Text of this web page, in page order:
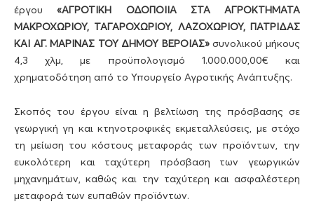
έργου«ΑΓΡΟΤΙΚΗ ΟΔΟΠΟΙΙΑ ΣΤΑ ΑΓΡΟΚΤΗΜΑΤΑ
ΜΑΚΡΟΧΩΡΙΟΥ, ΤΑΓΑΡΟΧΩΡΙΟΥ, ΛΑΖΟΧΩΡΙΟΥ, ΠΑΤΡΙΔΑΣ
ΚΑΙ ΑΓ. ΜΑΡΙΝΑΣ ΤΟΥ ΔΗΜΟΥ ΒΕΡΟΙΑΣ»συνολικού μήκους
4,3 χλμ, με προϋπολογισμό 1.000.000,00€ και
χρηματοδότηση από το Υπουργείο Αγροτικής Ανάπτυξης.
Σκοπός του έργου είναι η βελτίωση της πρόσβασης σε
γεωργική γη και κτηνοτροφικές εκμεταλλεύσεις, με στόχο
τη μείωση του κόστους μεταφοράς των προϊόντων, την
ευκολότερη και ταχύτερη πρόσβαση των γεωργικών
μηχανημάτων, καθώς και την ταχύτερη και ασφαλέστερη
μεταφορά των ευπαθών προϊόντων.